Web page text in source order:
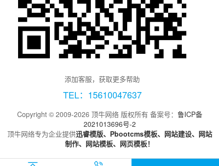
添加客服，获取更多帮助
TEL：15610047637
Copyright © 2009-2026 顶牛网络 版权所有 备案号： 鲁ICP备
2021013696号-2
顶牛网络专为企业提供迅睿模版、Pbootcms模板、网站建设、网站
制作、网站模板、网页模板！